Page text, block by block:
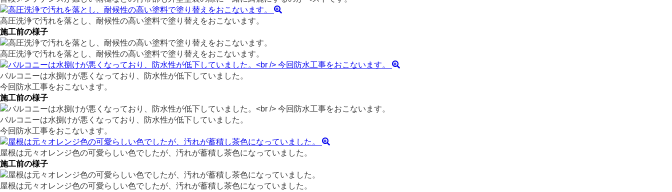
高圧洗浄で汚れを落とし、耐候性の高い塗料で塗り替えをおこないます。
施工前の様子
高圧洗浄で汚れを落とし、耐候性の高い塗料で塗り替えをおこないます。
バルコニーは水捌けが悪くなっており、防水性が低下していました。
今回防水工事をおこないます。
施工前の様子
バルコニーは水捌けが悪くなっており、防水性が低下していました。
今回防水工事をおこないます。
屋根は元々オレンジ色の可愛らしい色でしたが、汚れが蓄積し茶色になっていました。
施工前の様子
屋根は元々オレンジ色の可愛らしい色でしたが、汚れが蓄積し茶色になっていました。